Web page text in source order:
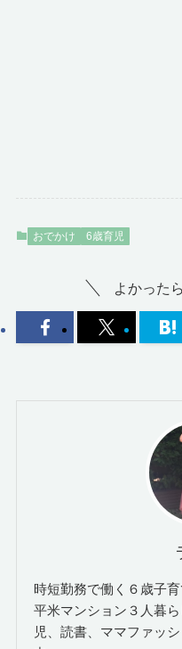
おでかけ 6歳育児
よかった
時短勤務で働く６歳子
平米マンション３人暮
児、読書、ママファッ